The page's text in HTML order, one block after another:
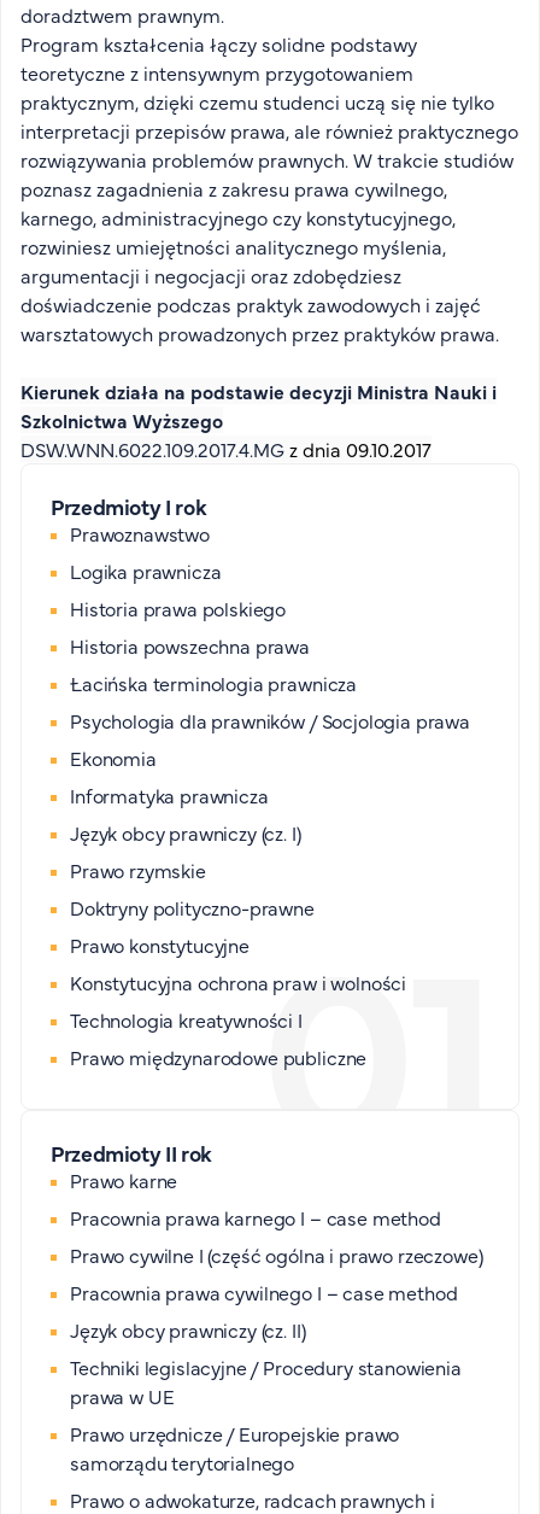
O nas
Akademia Online
Jak się studiuje przez Internet?
FAQ
Nasi wykładowcy
Strefa wiedzy
Kontakt
Górny pasek
Rekrutacja
Platforma zdalnego nauczania
Wirtualny Pokój Studenta
doradztwem prawnym.
Program kształcenia łączy solidne podstawy
teoretyczne z intensywnym przygotowaniem
praktycznym, dzięki czemu studenci uczą się nie tylko
interpretacji przepisów prawa, ale również praktycznego
rozwiązywania problemów prawnych. W trakcie studiów
poznasz zagadnienia z zakresu prawa cywilnego,
karnego, administracyjnego czy konstytucyjnego,
rozwiniesz umiejętności analitycznego myślenia,
argumentacji i negocjacji oraz zdobędziesz
doświadczenie podczas praktyk zawodowych i zajęć
warsztatowych prowadzonych przez praktyków prawa.
Kierunek działa na podstawie decyzji Ministra Nauki i
Szkolnictwa Wyższego
DSW.WNN.6022.109.2017.4.MGz dnia 09.10.2017
Przedmioty I rok
Prawoznawstwo
Logika prawnicza
Historia prawa polskiego
Historia powszechna prawa
Łacińska terminologia prawnicza
Psychologia dla prawników / Socjologia prawa
Ekonomia
Informatyka prawnicza
Język obcy prawniczy (cz. I)
Prawo rzymskie
Doktryny polityczno-prawne
Prawo konstytucyjne
Konstytucyjna ochrona praw i wolności
Technologia kreatywności I
Prawo międzynarodowe publiczne
Przedmioty II rok
Prawo karne
Pracownia prawa karnego I – case method
Prawo cywilne I (część ogólna i prawo rzeczowe)
Pracownia prawa cywilnego I – case method
Język obcy prawniczy (cz. II)
Techniki legislacyjne / Procedury stanowienia
prawa w UE
Prawo urzędnicze / Europejskie prawo
samorządu terytorialnego
Prawo o adwokaturze, radcach prawnych i